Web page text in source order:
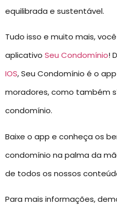
equilibrada e sustentável.
Tudo isso e muito mais,
aplicativo Seu Condomínio!
IOS, Seu Condomínio é o
moradores, como também
condomínio.
Baixe o app e conheça os
condomínio na palma da
de todos os nossos
Para mais informações,